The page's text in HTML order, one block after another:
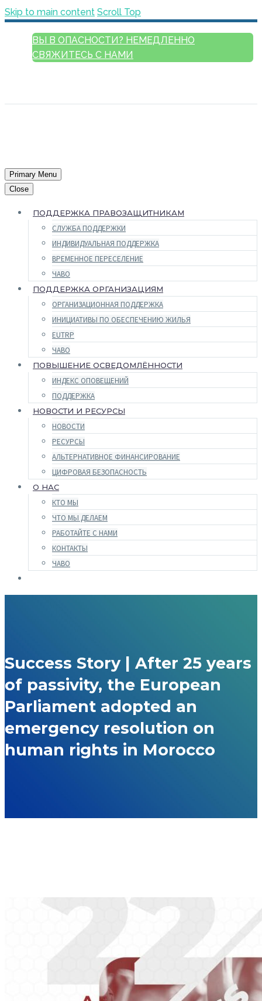
Skip to main content Scroll Top
ВЫ В ОПАСНОСТИ? НЕМЕДЛЕННО
СВЯЖИТЕСЬ С НАМИ
Primary Menu
Close
ПОДДЕРЖКА ПРАВОЗАЩИТНИКАМ
СЛУЖБА ПОДДЕРЖКИ
ИНДИВИДУАЛЬНАЯ ПОДДЕРЖКА
ВРЕМЕННОЕ ПЕРЕСЕЛЕНИЕ
ЧАВО
ПОДДЕРЖКА ОРГАНИЗАЦИЯМ
ОРГАНИЗАЦИОННАЯ ПОДДЕРЖКА
ИНИЦИАТИВЫ ПО ОБЕСПЕЧЕНИЮ ЖИЛЬЯ
EUTRP
ЧАВО
ПОВЫШЕНИЕ ОСВЕДОМЛЁННОСТИ
ИНДЕКС ОПОВЕЩЕНИЙ
ПОДДЕРЖКА
НОВОСТИ И РЕСУРСЫ
НОВОСТИ
РЕСУРСЫ
АЛЬТЕРНАТИВНОЕ ФИНАНСИРОВАНИЕ
ЦИФРОВАЯ БЕЗОПАСНОСТЬ
О НАС
КТО МЫ
ЧТО МЫ ДЕЛАЕМ
РАБОТАЙТЕ С НАМИ
КОНТАКТЫ
ЧАВО
Success Story | After 25 years
of passivity, the European
Parliament adopted an
emergency resolution on
human rights in Morocco